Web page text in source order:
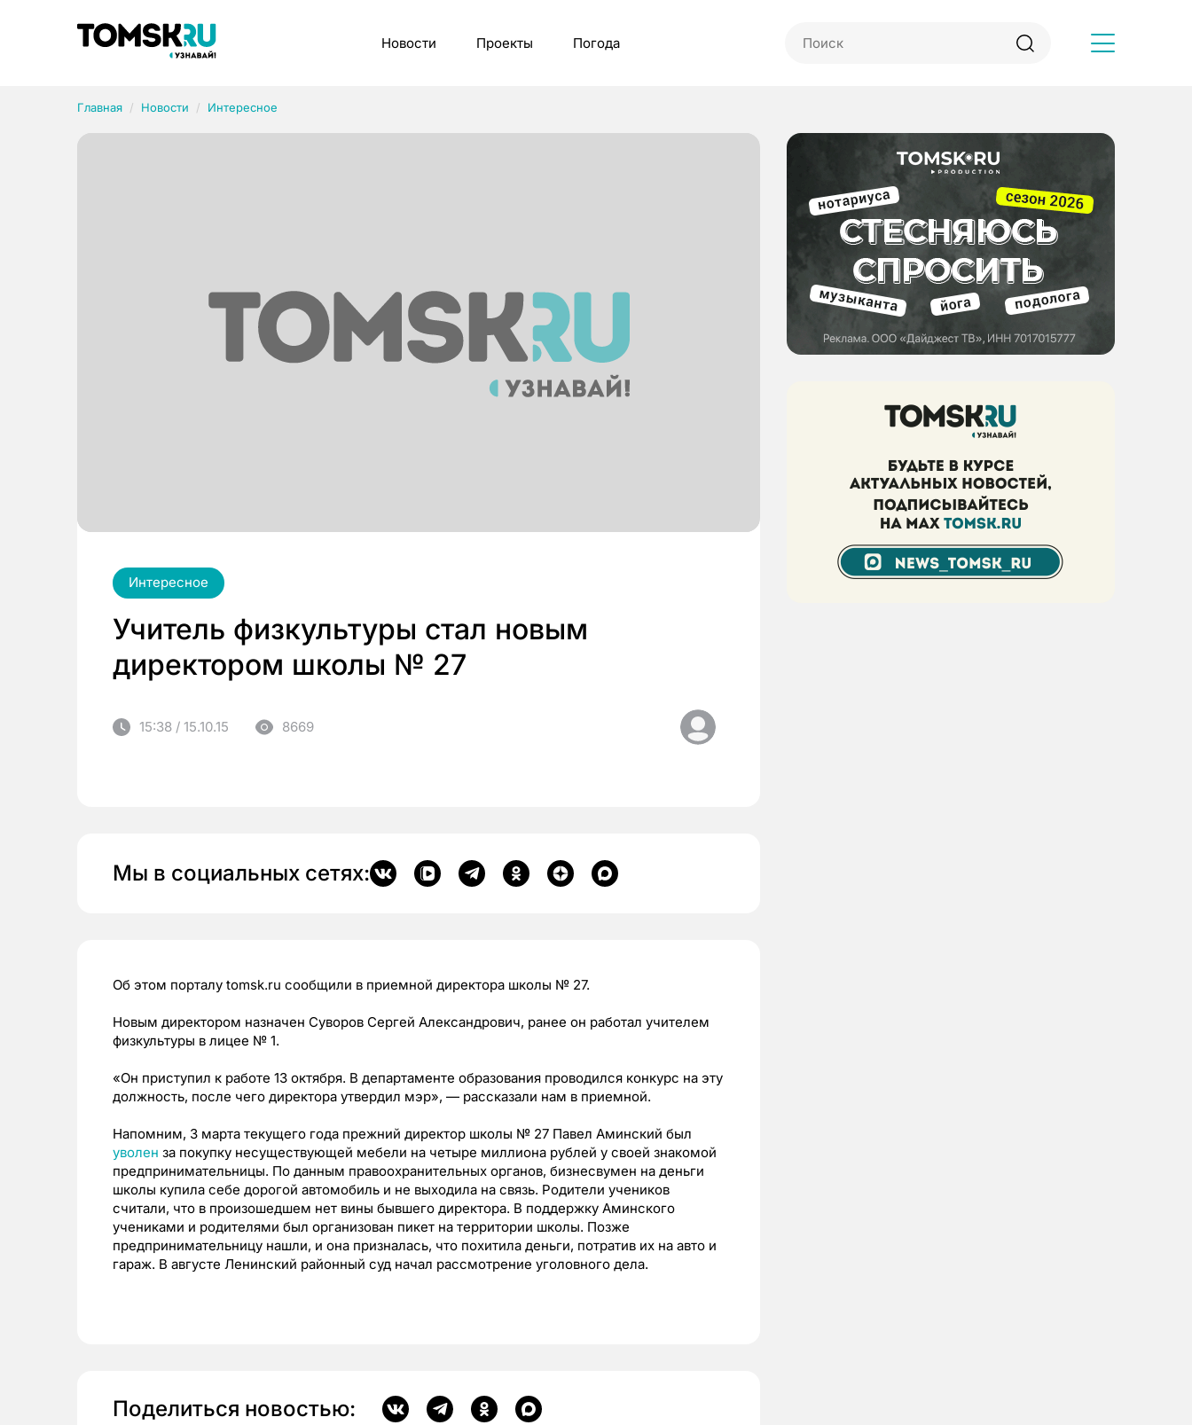
Новости Проекты Погода
Главная Новости Интересное
Интересное
Учитель физкультуры стал новым
директором школы № 27
15:38 / 15.10.15 8669
Мы в социальных сетях:
Об этом порталу tomsk.ru сообщили в приемной директора школы № 27.
Новым директором назначен Суворов Сергей Александрович, ранее он работал учителем
физкультуры в лицее № 1.
«Он приступил к работе 13 октября. В департаменте образования проводился конкурс на эту
должность, после чего директора утвердил мэр», — рассказали нам в приемной.
Напомним, 3 марта текущего года прежний директор школы № 27 Павел Аминский был
уволен за покупку несуществующей мебели на четыре миллиона рублей у своей знакомой
предпринимательницы. По данным правоохранительных органов, бизнесвумен на деньги
школы купила себе дорогой автомобиль и не выходила на связь. Родители учеников
считали, что в произошедшем нет вины бывшего директора. В поддержку Аминского
учениками и родителями был организован пикет на территории школы. Позже
предпринимательницу нашли, и она призналась, что похитила деньги, потратив их на авто и
гараж. В августе Ленинский районный суд начал рассмотрение уголовного дела.
Поделиться новостью:
Рубрики